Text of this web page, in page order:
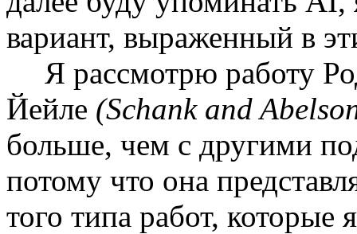
вариант, выраженный в
Я рассмотрю работу
Йейле (Schank and
больше, чем с дру­гими
потому что она
того типа работ, которые